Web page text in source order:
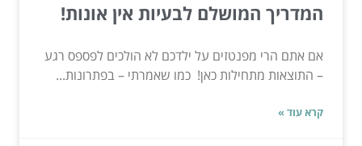
המדריך המושלם לבעיות אין אונות!
אם אתם הרי מפנטזים על ילדכם לא הולכים לפספס רגע
– התוצאות מתחילות כאן! כמו שאמרתי – בפתרונות...
קרא עוד »